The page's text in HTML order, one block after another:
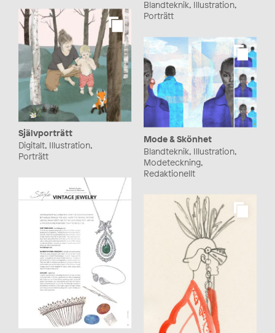
Blandteknik, Illustration,
Porträtt
Självporträtt
Digitalt, Illustration,
Porträtt
Mode & Skönhet
Blandteknik, Illustration,
Modeteckning,
Redaktionellt